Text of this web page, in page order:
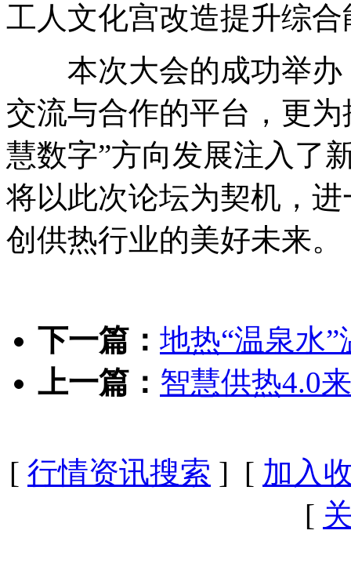
工人文化宫改造提升综
本次大会的成功举办
交流与合作的平台，更
慧数字”方向发展注入了
将以此次论坛为契机，
创供热行业的美好未来。
下一篇： 地热“温泉水”
上一篇： 智慧供热4.0
[ 行情资讯搜索 ] [ 加入
[